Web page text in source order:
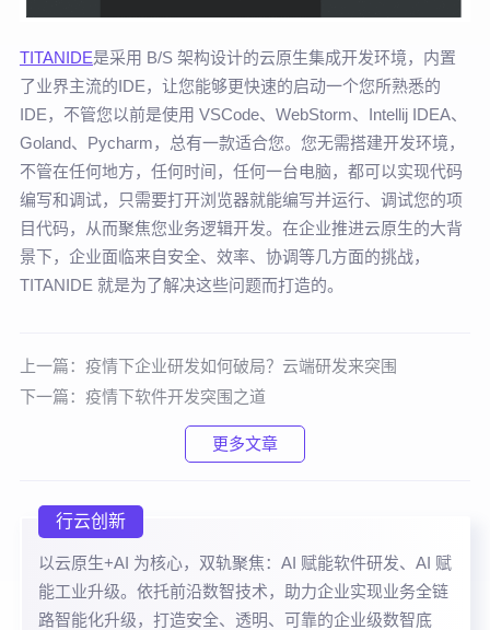
TITANIDE是采用 B/S 架构设计的云原生集成开发环境，内置
了业界主流的IDE，让您能够更快速的启动一个您所熟悉的
IDE，不管您以前是使用 VSCode、WebStorm、Intellij IDEA、
Goland、Pycharm，总有一款适合您。您无需搭建开发环境，
不管在任何地方，任何时间，任何一台电脑，都可以实现代码
编写和调试，只需要打开浏览器就能编写并运行、调试您的项
目代码，从而聚焦您业务逻辑开发。在企业推进云原生的大背
景下，企业面临来自安全、效率、协调等几方面的挑战，
TITANIDE 就是为了解决这些问题而打造的。
上一篇： 疫情下企业研发如何破局？云端研发来突围
下一篇： 疫情下软件开发突围之道
更多文章
行云创新
以云原生+AI 为核心，双轨聚焦：AI 赋能软件研发、AI 赋
能工业升级。依托前沿数智技术，助力企业实现业务全链
路智能化升级，打造安全、透明、可靠的企业级数智底